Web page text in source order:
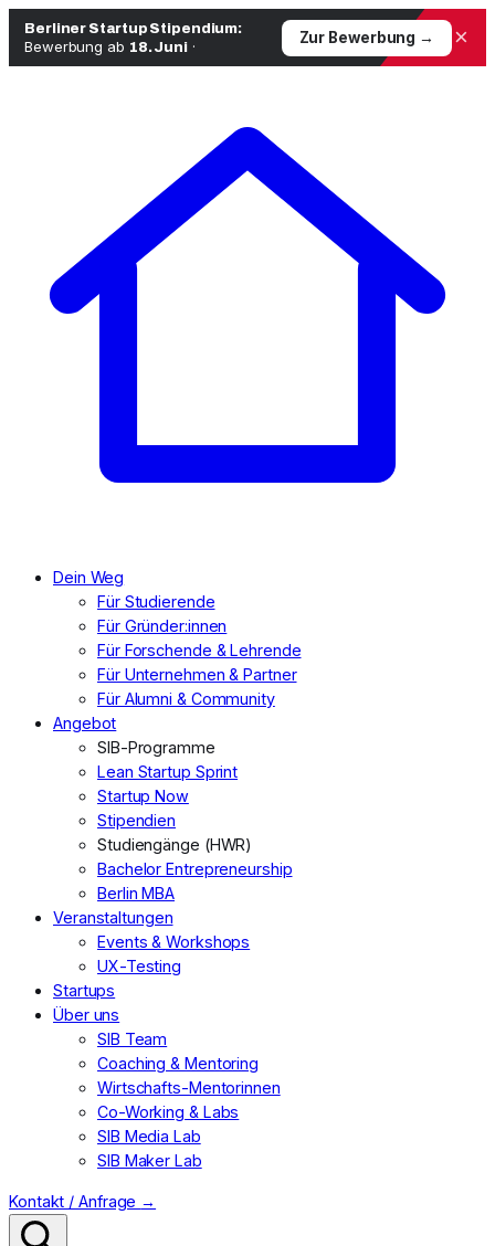
Berliner Startup Stipendium:
Bewerbung ab 18. Juni·
Zur Bewerbung → ×
Dein Weg
Für Studierende
Für Gründer:innen
Für Forschende & Lehrende
Für Unternehmen & Partner
Für Alumni & Community
Angebot
SIB-Programme
Lean Startup Sprint
Startup Now
Stipendien
Studiengänge (HWR)
Bachelor Entrepreneurship
Berlin MBA
Veranstaltungen
Events & Workshops
UX-Testing
Startups
Über uns
SIB Team
Coaching & Mentoring
Wirtschafts-Mentorinnen
Co-Working & Labs
SIB Media Lab
SIB Maker Lab
Kontakt / Anfrage →